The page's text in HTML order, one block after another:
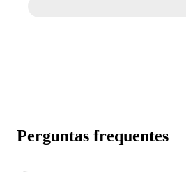
Perguntas frequentes